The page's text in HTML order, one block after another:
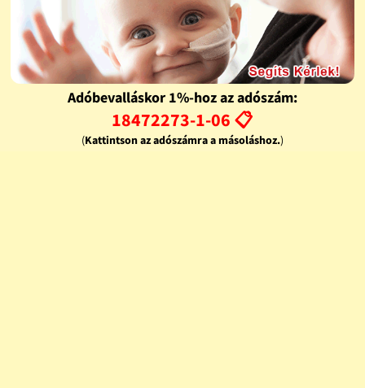
Adóbevalláskor 1%-hoz az adószám:
18472273-1-06 📋
(Kattintson az adószámra a másoláshoz.)